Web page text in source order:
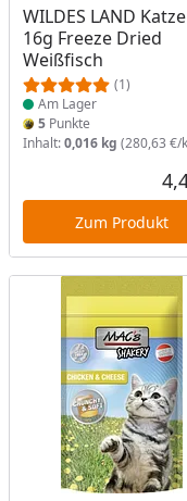
WILDES LAND Katze
16g Freeze Dried
Weißfisch
(1)
Produkt am Lager
Am Lager
5 Punkte
Inhalt:0,016 kg (280,63 €/
Zum Produkt